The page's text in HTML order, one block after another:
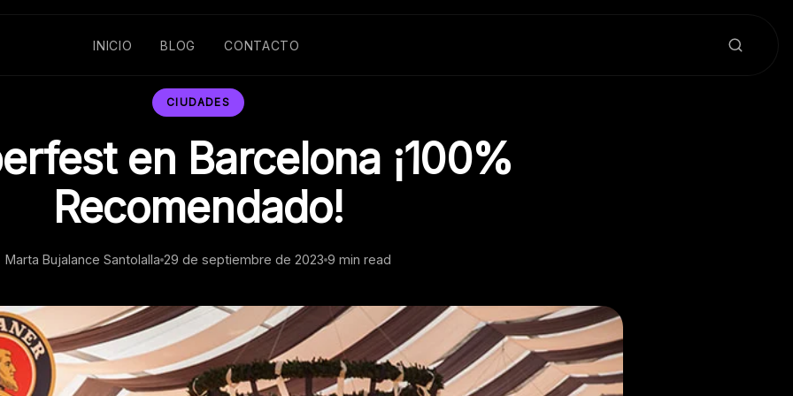
INICIO BLOG CONTACTO
CIUDADES
en Barcelona ¡100%
Recomendado!
Marta Bujalance Santolalla 29 de septiembre de 2023 9 min read